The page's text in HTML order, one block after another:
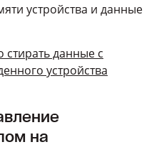
устройства и данные
данные с
устройства
на